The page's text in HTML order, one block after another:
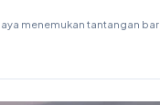
menemukan tantangan